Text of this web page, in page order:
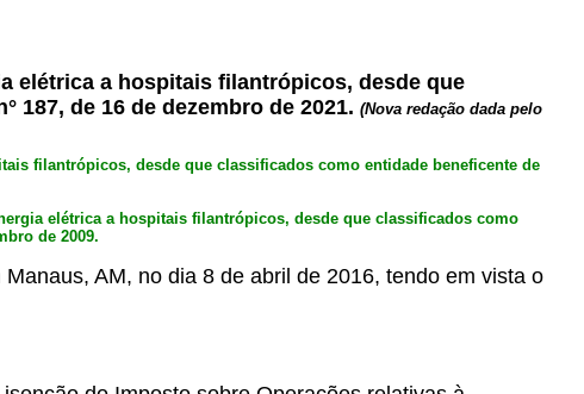
elétrica a hospitais filantrópicos, desde que
187, de 16 de dezembro de 2021. (Nova redação dada pelo
filantrópicos, desde que classificados como entidade beneficente de
elétrica a hospitais filantrópicos, desde que classificados como
de 2009.
AM, no dia 8 de abril de 2016, tendo em vista o